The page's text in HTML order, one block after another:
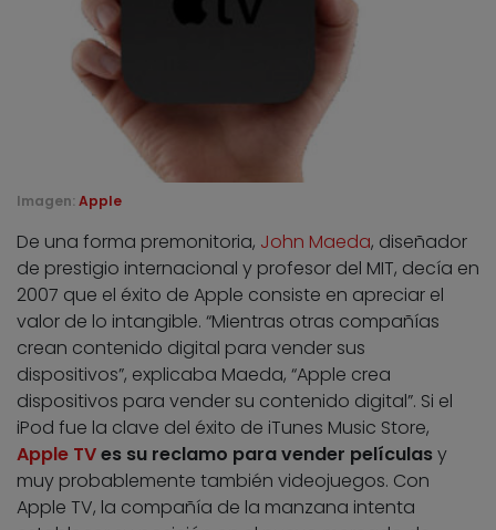
Imagen: Apple
De una forma premonitoria, John Maeda, diseñador
de prestigio internacional y profesor del MIT, decía en
2007 que el éxito de Apple consiste en apreciar el
valor de lo intangible. “Mientras otras compañías
crean contenido digital para vender sus
dispositivos”, explicaba Maeda, “Apple crea
dispositivos para vender su contenido digital”. Si el
iPod fue la clave del éxito de iTunes Music Store,
Apple TVes su reclamo para vender películasy
muy probablemente también videojuegos. Con
Apple TV, la compañía de la manzana intenta